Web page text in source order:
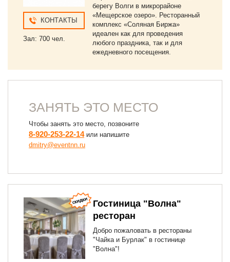
КОНТАКТЫ
Зал: 700 чел.
берегу Волги в микрорайоне
«Мещерское озеро». Ресторанный
комплекс «Соляная Биржа»
идеален как для проведения
любого праздника, так и для
ежедневного посещения.
ЗАНЯТЬ ЭТО МЕСТО
Чтобы занять это место, позвоните
8-920-253-22-14или напишите
dmitry@eventnn.ru
Гостиница "Волна"
ресторан
Добро пожаловать в рестораны
"Чайка и Бурлак" в гостинице
"Волна"!